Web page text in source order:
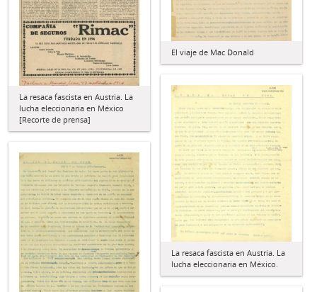
El viaje de Mac Donald
La resaca fascista en Austria. La
lucha eleccionaria en México
[Recorte de prensa]
La resaca fascista en Austria. La
lucha eleccionaria en México.